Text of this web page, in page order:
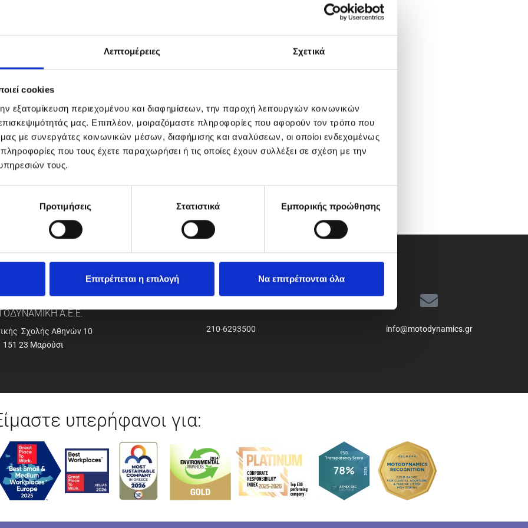
Λεπτομέρειες Σχετικά
cookies
εξατομίκευση περιεχομένου και διαφημίσεων, την παροχή λειτουργιών κοινωνικών
μας. Επιπλέον, μοιραζόμαστε πληροφορίες που αφορούν τον τρόπο που
μας με συνεργάτες κοινωνικών μέσων, διαφήμισης και αναλύσεων, οι οποίοι ενδεχομένως
που τους έχετε παραχωρήσει ή τις οποίες έχουν συλλέξει σε σχέση με την
τους.
Προτιμήσεις Στατιστικά Εμπορικής προώθησης
Επιτρέπεται η επιλογή Να επιτρέπονται όλα
Α.Ε.Ε.
Σχολής Αθηνών 10
151 23 Μαρούσι
210-6293500 info@motodynamics.gr
υπερήφανοι για: